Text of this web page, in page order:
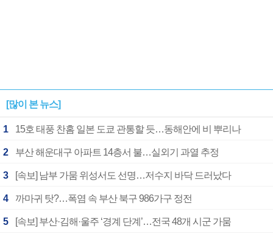
[많이 본 뉴스]
1 15호 태풍 찬홈 일본 도쿄 관통할 듯…동해안에 비 뿌리나
2 부산 해운대구 아파트 14층서 불…실외기 과열 추정
3 [속보] 남부 가뭄 위성서도 선명…저수지 바닥 드러났다
4 까마귀 탓?…폭염 속 부산 북구 986가구 정전
5 [속보] 부산·김해·울주 ‘경계 단계’…전국 48개 시군 가뭄